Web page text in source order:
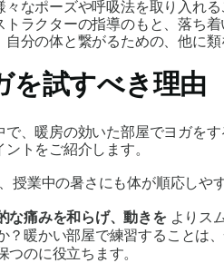
なポーズや呼吸法を取り入れ
ラクターの指導のもと、落ち
分の体と繋がるための、他に類
を試すべき理由
、暖房の効いた部屋でヨガを
トをご紹介します。
授業中の暑さにも体が順応しや
な痛みを和らげ、動きを よりス
？暖かい部屋で練習することは
のに役立ちます。